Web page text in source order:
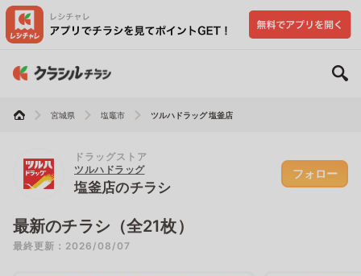
宮城県 塩竈市 ツルハドラッグ 塩釜店
ドラッグストア
ツルハドラッグ
塩釜店のチラシ
フォロー
最新のチラシ（全21枚）
最終更新：2026/08/07